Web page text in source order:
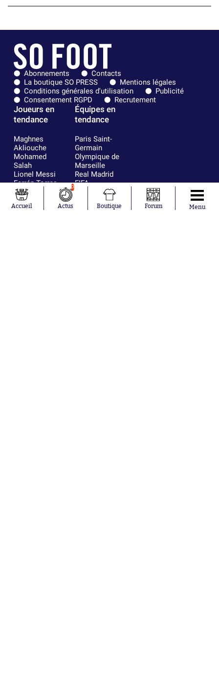
Abonnements
Contacts
La boutique SO PRESS
Mentions légales
Conditions générales d'utilisation
Publicité
Consentement RGPD
Recrutement
Joueurs en
tendance
Maghnes
Akliouche
Mohamed
Salah
Lionel Messi
Ferrán Torres
Kilian Corredor
Franco
Mastantuono
Équipes en
tendance
Paris Saint-
Germain
Olympique de
Marseille
Real Madrid
FIFA
Olympique
AS Monaco
Accueil
0
Actus Boutique Forum Menu